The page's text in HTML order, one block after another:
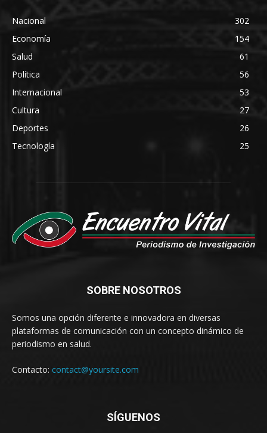
Nacional
302
Economía
154
Salud
61
Política
56
Internacional
53
Cultura
27
Deportes
26
Tecnología
25
SOBRE NOSOTROS
Somos una opción diferente e innovadora en diversas
plataformas de comunicación con un concepto dinámico de
periodismo en salud.
Contacto: contact@yoursite.com
SÍGUENOS